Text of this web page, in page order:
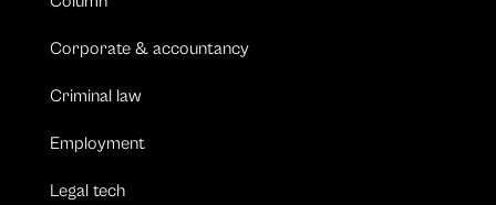
Corporate & accountancy
Criminal law
Employment
Legal tech